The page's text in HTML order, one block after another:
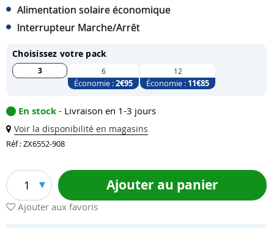
Alimentation solaire économique
Interrupteur Marche/Arrêt
Choisissez votre pack
3 6
Économie :2€95
12
Économie : 11€85
En stock - Livraison en 1-3 jours
Voir la disponibilité en magasins
Réf : ZX6552-908
1 Ajouter au panier
Ajouter aux favoris